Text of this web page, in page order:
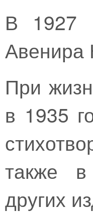
В 1927
Авенира
При
в 1935
также
других